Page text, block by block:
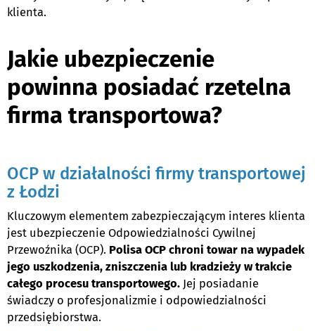
klienta.
Jakie ubezpieczenie
powinna posiadać rzetelna
firma transportowa?
OCP w działalności firmy transportowej
z Łodzi
Kluczowym elementem zabezpieczającym interes klienta
jest ubezpieczenie Odpowiedzialności Cywilnej
Przewoźnika (OCP). Polisa OCP chroni towar na wypadek
jego uszkodzenia, zniszczenia lub kradzieży w trakcie
całego procesu transportowego. Jej posiadanie
świadczy o profesjonalizmie i odpowiedzialności
przedsiębiorstwa.